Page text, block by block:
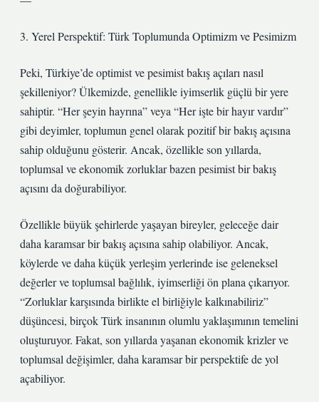
3. Yerel Perspektif: Türk Toplumunda Optimizm ve Pesimizm
Peki, Türkiye’de optimist ve pesimist bakış açıları nasıl
şekilleniyor? Ülkemizde, genellikle iyimserlik güçlü bir yere
sahiptir. “Her şeyin hayrına” veya “Her işte bir hayır vardır”
gibi deyimler, toplumun genel olarak pozitif bir bakış açısına
sahip olduğunu gösterir. Ancak, özellikle son yıllarda,
toplumsal ve ekonomik zorluklar bazen pesimist bir bakış
açısını da doğurabiliyor.
Özellikle büyük şehirlerde yaşayan bireyler, geleceğe dair
daha karamsar bir bakış açısına sahip olabiliyor. Ancak,
köylerde ve daha küçük yerleşim yerlerinde ise geleneksel
değerler ve toplumsal bağlılık, iyimserliği ön plana çıkarıyor.
“Zorluklar karşısında birlikte el birliğiyle kalkınabiliriz”
düşüncesi, birçok Türk insanının olumlu yaklaşımının temelini
oluşturuyor. Fakat, son yıllarda yaşanan ekonomik krizler ve
toplumsal değişimler, daha karamsar bir perspektife de yol
açabiliyor.